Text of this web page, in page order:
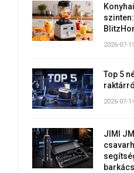
2026-07-
Top 5
2026-07-
JIMI